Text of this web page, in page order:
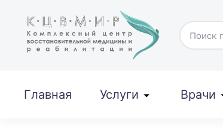
Перейти к содержимому
Главная Услуги Врачи